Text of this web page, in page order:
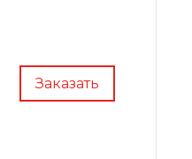
Заказать